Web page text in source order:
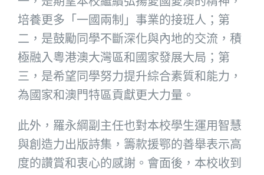
培養更多「一國兩制」事業的接班人；第
二，是鼓勵同學不斷深化與內地的交流，積
極融入粵港澳大灣區和國家發展大局；第
三，是希望同學努力提升綜合素質和能力，
為國家和澳門特區貢獻更大力量。
此外，羅永綱副主任也對本校學生運用智慧
與創造力出版詩集，籌款援鄂的善舉表示高
度的讚賞和衷心的感謝。會面後，本校收到